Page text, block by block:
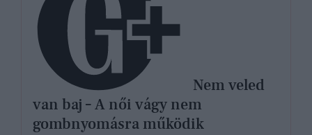
van baj – A női vágy nem
gombnyomásra működik